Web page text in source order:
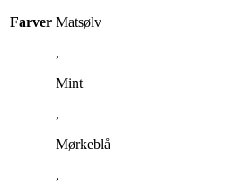
Farver Matsølv
,
Mint
,
Mørkeblå
,